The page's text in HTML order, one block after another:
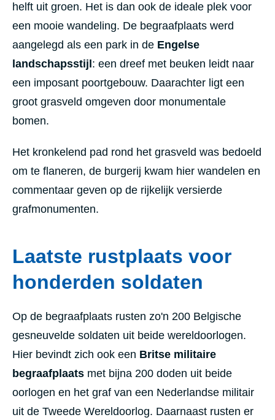
helft uit groen. Het is dan ook de ideale plek voor
een mooie wandeling. De begraafplaats werd
aangelegd als een park in de Engelse
landschapsstijl : een dreef met beuken leidt naar
een imposant poortgebouw. Daarachter ligt een
groot grasveld omgeven door monumentale
bomen.
Het kronkelend pad rond het grasveld was bedoeld
om te flaneren, de burgerij kwam hier wandelen en
commentaar geven op de rijkelijk versierde
grafmonumenten.
Laatste rustplaats voor
honderden soldaten
Op de begraafplaats rusten zo'n 200 Belgische
gesneuvelde soldaten uit beide wereldoorlogen.
Hier bevindt zich ook een Britse militaire
begraafplaats met bijna 200 doden uit beide
oorlogen en het graf van een Nederlandse militair
uit de Tweede Wereldoorlog. Daarnaast rusten er